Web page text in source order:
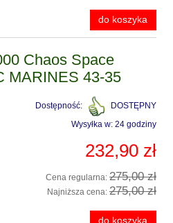
do koszyka
Chaos Space
MARINES 43-35
Dostępność:
DOSTĘPNY
Wysyłka w: 24 godziny
232,90 zł
Cena regularna: 275,00 zł
Najniższa cena: 275,00 zł
do koszyka